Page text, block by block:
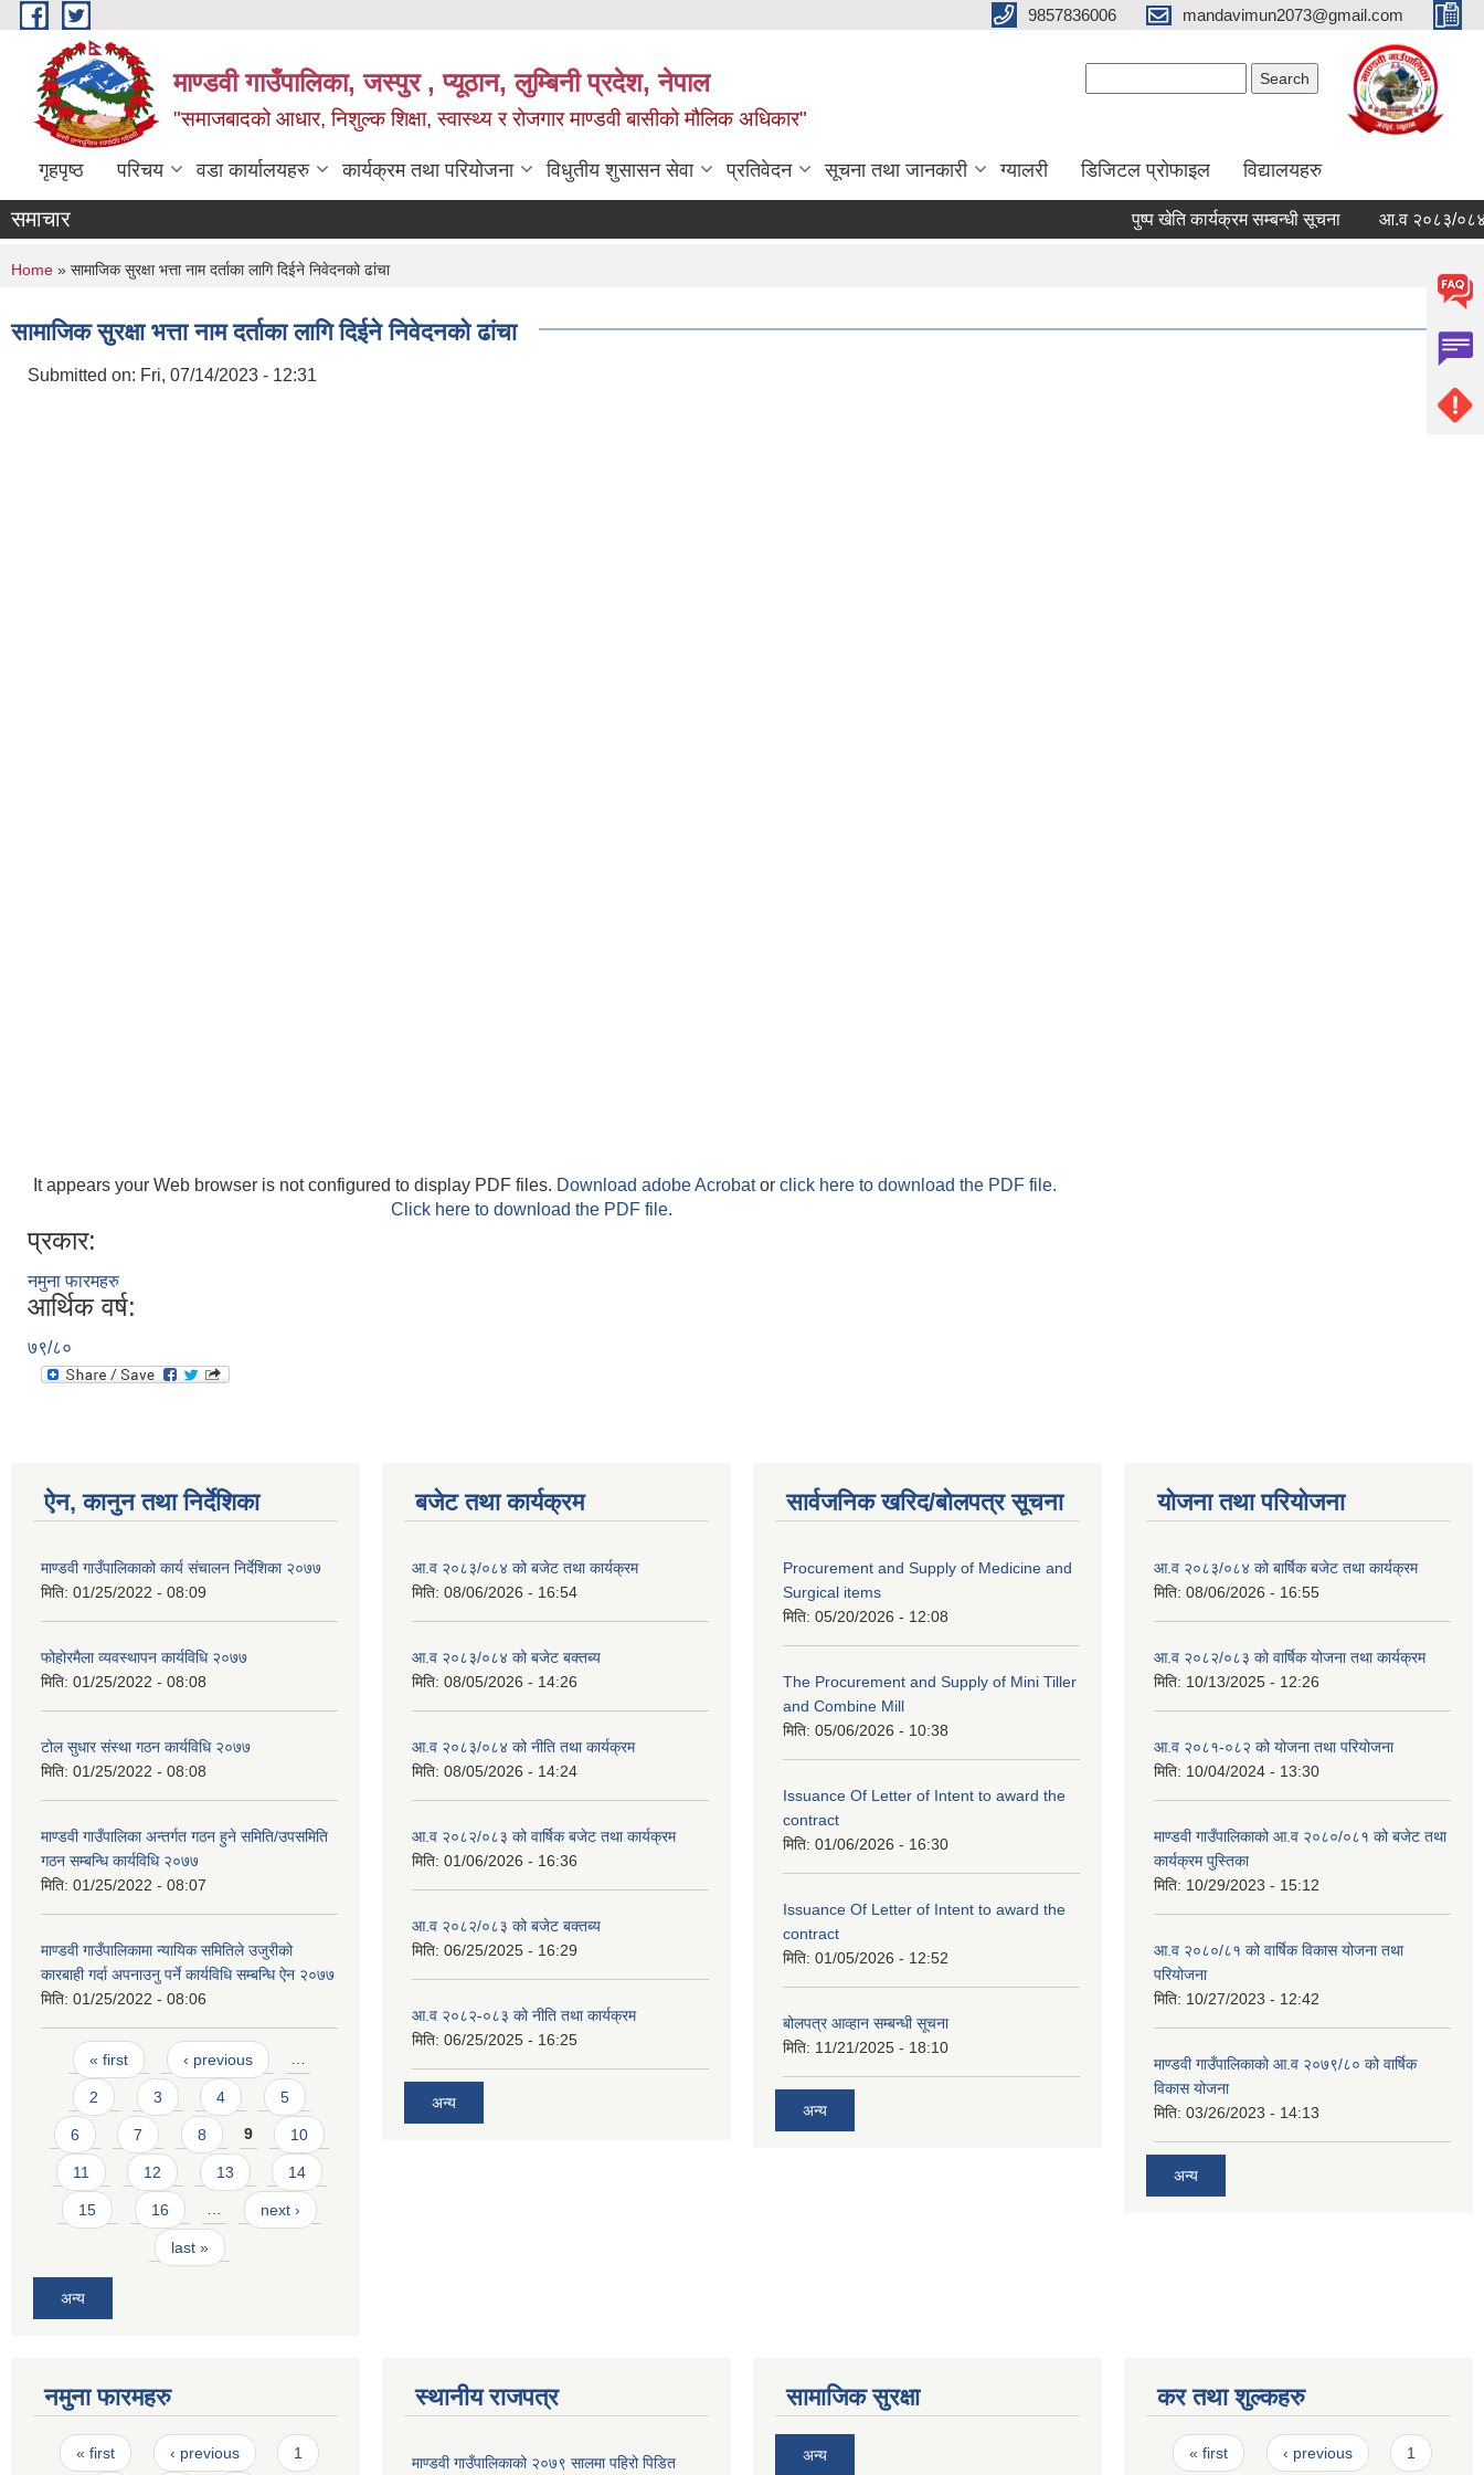
Skip to main content 9857836006 mandavimun2073@gmail.com
माण्डवी गाउँपालिका, जस्पुर , प्यूठान, लुम्बिनी प्रदेश, नेपाल
"समाजबादको आधार, निशुल्क शिक्षा, स्वास्थ्य र रोजगार माण्डवी बासीको मौलिक अधिकार"
गृहपृष्ठ परिचय वडा कार्यालयहरु कार्यक्रम तथा परियोजना विधुतीय शुसासन सेवा प्रतिवेदन सूचना तथा जानकारी ग्यालरी डिजिटल प्रोफाइल विद्यालयहरु
समाचार पुष्प खेति कार्यक्रम सम्बन्धी सूचना आ.व २०८३/०८४ को
You are here
Home » सामाजिक सुरक्षा भत्ता नाम दर्ताका लागि दिईने निवेदनको ढांचा
सामाजिक सुरक्षा भत्ता नाम दर्ताका लागि दिईने निवेदनको ढांचा
Submitted on: Fri, 07/14/2023 - 12:31
It appears your Web browser is not configured to display PDF files. Download adobe Acrobator click here to download the PDF file.
Click here to download the PDF file.
प्रकार:
नमुना फारमहरु
आर्थिक वर्ष:
७९/८०
ऐन, कानुन तथा निर्देशिका
माण्डवी गाउँपालिकाको कार्य संचालन निर्देशिका २०७७
मिति: 01/25/2022 - 08:09
फोहोरमैला व्यवस्थापन कार्यविधि २०७७
मिति: 01/25/2022 - 08:08
टोल सुधार संस्था गठन कार्यविधि २०७७
मिति: 01/25/2022 - 08:08
माण्डवी गाउँपालिका अन्तर्गत गठन हुने समिति/उपसमिति
गठन सम्बन्धि कार्यविधि २०७७
मिति: 01/25/2022 - 08:07
माण्डवी गाउँपालिकामा न्यायिक समितिले उजुरीको
कारबाही गर्दा अपनाउनु पर्ने कार्यविधि सम्बन्धि ऐन २०७७
मिति: 01/25/2022 - 08:06
Pages
« first ‹ previous …
2 3 4 5
6 7 8 9 10
11 12 13 14
15 16 … next ›
last »
अन्य
बजेट तथा कार्यक्रम
आ.व २०८३/०८४ को बजेट तथा कार्यक्रम
मिति: 08/06/2026 - 16:54
आ.व २०८३/०८४ को बजेट बक्तब्य
मिति: 08/05/2026 - 14:26
आ.व २०८३/०८४ को नीति तथा कार्यक्रम
मिति: 08/05/2026 - 14:24
आ.व २०८२/०८३ को वार्षिक बजेट तथा कार्यक्रम
मिति: 01/06/2026 - 16:36
आ.व २०८२/०८३ को बजेट बक्तब्य
मिति: 06/25/2025 - 16:29
आ.व २०८२-०८३ को नीति तथा कार्यक्रम
मिति: 06/25/2025 - 16:25
अन्य
सार्वजनिक खरिद/बोलपत्र सूचना
Procurement and Supply of Medicine and
Surgical items
मिति: 05/20/2026 - 12:08
The Procurement and Supply of Mini Tiller
and Combine Mill
मिति: 05/06/2026 - 10:38
Issuance Of Letter of Intent to award the
contract
मिति: 01/06/2026 - 16:30
Issuance Of Letter of Intent to award the
contract
मिति: 01/05/2026 - 12:52
बोलपत्र आव्हान सम्बन्धी सूचना
मिति: 11/21/2025 - 18:10
अन्य
योजना तथा परियोजना
आ.व २०८३/०८४ को बार्षिक बजेट तथा कार्यक्रम
मिति: 08/06/2026 - 16:55
आ.व २०८२/०८३ को वार्षिक योजना तथा कार्यक्रम
मिति: 10/13/2025 - 12:26
आ.व २०८१-०८२ को योजना तथा परियोजना
मिति: 10/04/2024 - 13:30
माण्डवी गाउँपालिकाको आ.व २०८०/०८१ को बजेट तथा
कार्यक्रम पुस्तिका
मिति: 10/29/2023 - 15:12
आ.व २०८०/८१ को वार्षिक विकास योजना तथा
परियोजना
मिति: 10/27/2023 - 12:42
माण्डवी गाउँपालिकाको आ.व २०७९/८० को वार्षिक
विकास योजना
मिति: 03/26/2023 - 14:13
अन्य
नमुना फारमहरु
Pages
« first ‹ previous 1
स्थानीय राजपत्र
माण्डवी गाउँपालिकाको २०७९ सालमा पहिरो पिडित
सामाजिक सुरक्षा
अन्य
कर तथा शुल्कहरु
Pages
« first ‹ previous
1